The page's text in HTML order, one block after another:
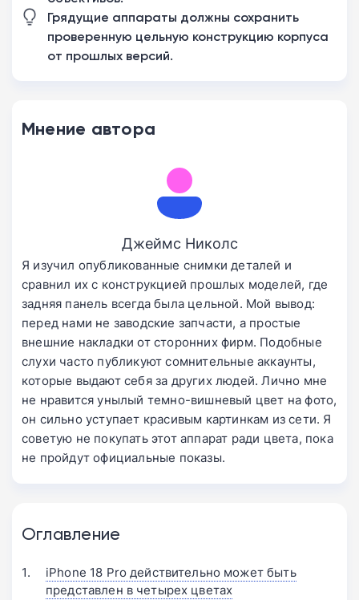
Грядущие аппараты должны сохранить
проверенную цельную конструкцию корпуса
от прошлых версий.
Мнение автора
Джеймс Николс
Я изучил опубликованные снимки деталей и
сравнил их с конструкцией прошлых моделей, где
задняя панель всегда была цельной. Мой вывод:
перед нами не заводские запчасти, а простые
внешние накладки от сторонних фирм. Подобные
слухи часто публикуют сомнительные аккаунты,
которые выдают себя за других людей. Лично мне
не нравится унылый темно-вишневый цвет на фото,
он сильно уступает красивым картинкам из сети. Я
советую не покупать этот аппарат ради цвета, пока
не пройдут официальные показы.
Оглавление
iPhone 18 Pro действительно может быть
представлен в четырех цветах